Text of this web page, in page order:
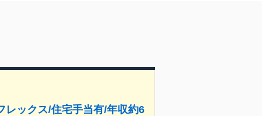
レックス/住宅手当有/年収約6